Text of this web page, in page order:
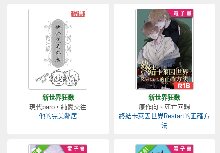
新世界狂歡
現代paro，純愛交往
他的完美鄰居
新世界狂歡
原作向、死亡回歸
終結卡萊因世界Restart的正確方
法